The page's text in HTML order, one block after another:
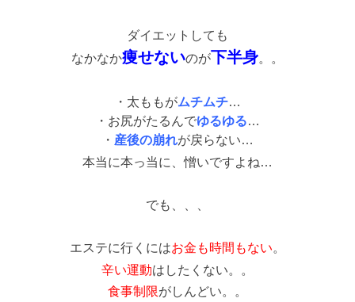
ダイエットしても
なかなか痩せないのが下半身。。
・太ももがムチムチ…
・お尻がたるんでゆるゆる…
・ 産後の崩れが戻らない…
本当に本っ当に、憎いですよね…
でも、、、
エステに行くにはお金も時間もない。
辛い運動はしたくない。。
食事制限がしんどい。。